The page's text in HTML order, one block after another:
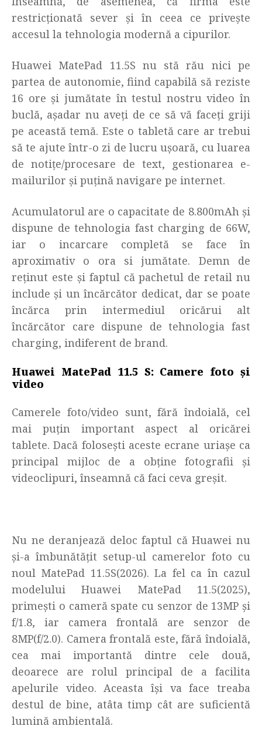
restricționată sever și în ceea ce privește
accesul la tehnologia modernă a cipurilor.
Huawei MatePad 11.5S nu stă rău nici pe
partea de autonomie, fiind capabilă să reziste
16 ore și jumătate în testul nostru video în
buclă, așadar nu aveți de ce să vă faceți griji
pe această temă. Este o tabletă care ar trebui
să te ajute într-o zi de lucru ușoară, cu luarea
de notițe/procesare de text, gestionarea e-
mailurilor și puțină navigare pe internet.
Acumulatorul are o capacitate de 8.800mAh și
dispune de tehnologia fast charging de 66W,
iar o incarcare completă se face în
aproximativ o ora si jumătate. Demn de
reținut este și faptul căpachetul de retail nu
include și un încărcător dedicat, dar se poate
încărca prin intermediul oricărui alt
încărcător care dispune de tehnologia fast
charging, indiferent de brand.
Huawei MatePad 11.5 S: Camere foto și
video
Camerele foto/video sunt, fără îndoială, cel
mai puțin important aspect al oricărei
tablete. Dacă folosești aceste ecrane uriașe ca
principal mijloc de a obține fotografii și
videoclipuri, înseamnă că faci ceva greșit.
Nu ne deranjează deloc faptul că Huawei nu
și-a îmbunătățit setup-ul camerelor foto cu
noul MatePad 11.5S(2026). La fel ca în cazul
modelului Huawei MatePad 11.5(2025),
primești o cameră spate cu senzor de 13MP și
f/1.8, iar camera frontală are senzor de
8MP(f/2.0). Camera frontală este, fără îndoială,
cea mai importantă dintre cele două,
deoarece are rolul principal de a facilita
apelurile video. Aceasta își va face treaba
destul de bine, atâta timp cât are suficientă
lumină ambientală.